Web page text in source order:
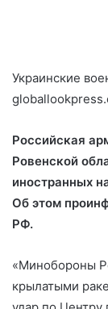
Украинские
Российская
Ровенской
иностранных
Об этом
РФ.
«Минобороны
крылатыми